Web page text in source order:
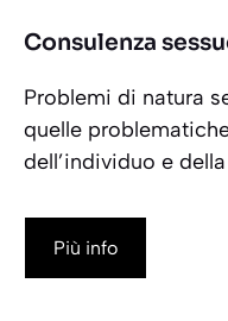
Consulenza
Problemi di natura
quelle
dell’individuo e
Più info